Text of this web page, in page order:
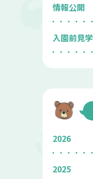
情報公開
入園前見
2026
2025